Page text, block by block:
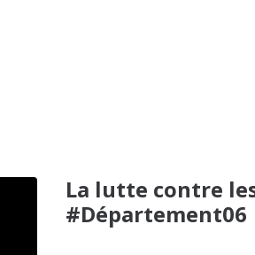
La lutte contre
#Département06